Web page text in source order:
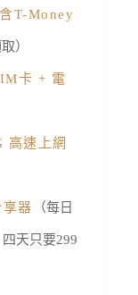
T-Money
）
卡 + 電
高速上網
享器 （每日
四天只要299